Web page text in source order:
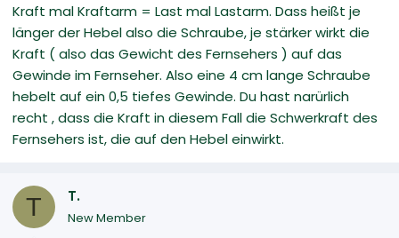
Kraft mal Kraftarm = Last mal Lastarm. Dass heißt je
länger der Hebel also die Schraube, je stärker wirkt die
Kraft ( also das Gewicht des Fernsehers ) auf das
Gewinde im Fernseher. Also eine 4 cm lange Schraube
hebelt auf ein 0,5 tiefes Gewinde. Du hast narürlich
recht , dass die Kraft in diesem Fall die Schwerkraft des
Fernsehers ist, die auf den Hebel einwirkt.
T T.
New Member